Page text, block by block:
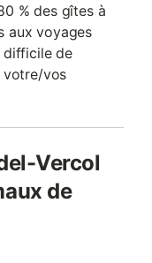
% des gîtes à
aux voyages
difficile de
votre/vos
Vercol
de